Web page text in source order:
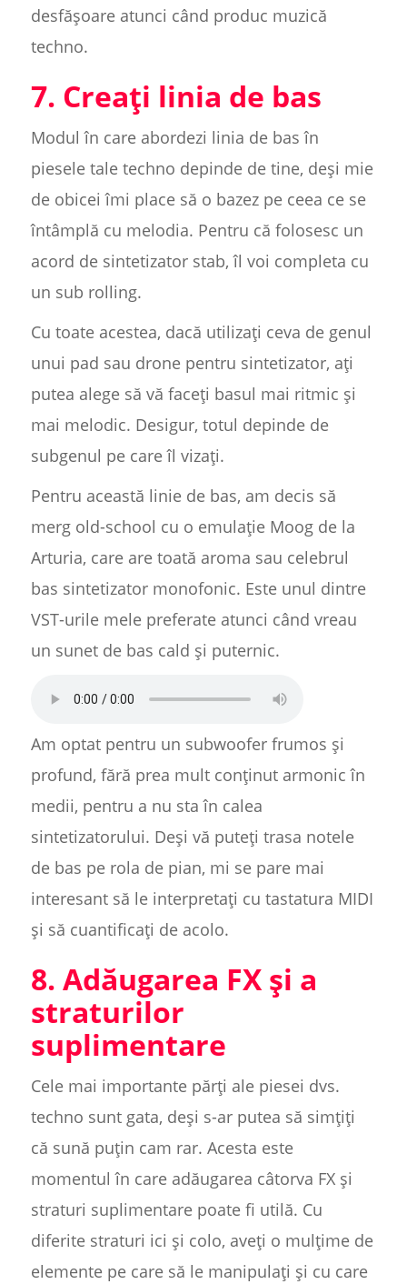
desfășoare atunci când produc muzică
techno.
7. Creați linia de bas
Modul în care abordezi linia de bas în
piesele tale techno depinde de tine, deși mie
de obicei îmi place să o bazez pe ceea ce se
întâmplă cu melodia. Pentru că folosesc un
acord de sintetizator stab, îl voi completa cu
un sub rolling.
Cu toate acestea, dacă utilizați ceva de genul
unui pad sau drone pentru sintetizator, ați
putea alege să vă faceți basul mai ritmic și
mai melodic. Desigur, totul depinde de
subgenul pe care îl vizați.
Pentru această linie de bas, am decis să
merg old-school cu o emulație Moog de la
Arturia, care are toată aroma sau celebrul
bas sintetizator monofonic. Este unul dintre
VST-urile mele preferate atunci când vreau
un sunet de bas cald și puternic.
Am optat pentru un subwoofer frumos și
profund, fără prea mult conținut armonic în
medii, pentru a nu sta în calea
sintetizatorului. Deși vă puteți trasa notele
de bas pe rola de pian, mi se pare mai
interesant să le interpretați cu tastatura MIDI
și să cuantificați de acolo.
8. Adăugarea FX și a
straturilor
suplimentare
Cele mai importante părți ale piesei dvs.
techno sunt gata, deși s-ar putea să simțiți
că sună puțin cam rar. Acesta este
momentul în care adăugarea câtorva FX și
straturi suplimentare poate fi utilă. Cu
diferite straturi ici și colo, aveți o mulțime de
elemente pe care să le manipulați și cu care